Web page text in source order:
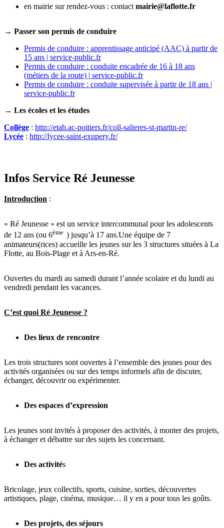
en mairie sur rendez-vous : contact mairie@laflotte.fr
→ Passer son permis de conduire
Permis de conduire : apprentissage anticipé (AAC) à partir de
15 ans | service-public.fr
Permis de conduire : conduite encadrée de 16 à 18 ans
(métiers de la route) | service-public.fr
Permis de conduire : conduite supervisée à partir de 18 ans |
service-public.fr
→ Les écoles et les études
Collège : http://etab.ac-poitiers.fr/coll-salieres-st-martin-re/
Lycée : http://lycee-saint-exupery.fr/
Infos Service Ré Jeunesse
Introduction :
« Ré Jeunesse » est un service intercommunal pour les adolescents
de 12 ans (ou 6ème ) jusqu’à 17 ans.Une équipe de 7
animateurs(rices) accueille les jeunes sur les 3 structures situées à La
Flotte, au Bois-Plage et à Ars-en-Ré.
Ouvertes du mardi au samedi durant l’année scolaire et du lundi au
vendredi pendant les vacances.
C’est quoi Ré Jeunesse ?
Des lieux de rencontre
Les trois structures sont ouvertes à l’ensemble des jeunes pour des
activités organisées ou sur des temps informels afin de discuter,
échanger, découvrir ou expérimenter.
Des espaces d’expression
Les jeunes sont invités à proposer des activités, à monter des projets,
à échanger et débattre sur des sujets les concernant.
Des activités
Bricolage, jeux collectifs, sports, cuisine, sorties, découvertes
artistiques, plage, cinéma, musique… il y en a pour tous les goûts.
Des projets, des séjours